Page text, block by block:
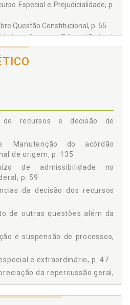
Especial e Prejudicialidade, p.
Questão Constitucional, p. 55
no Supremo Tribunal Federal,
p. 61
da Decisão de Sobrestamento
79
Geral pelo STF, p. 81
do Recurso com Repercussão
Repercussão Geral, p. 85
Extraordinários e Especiais,
Repetitivos no Tribunal de
e Decisão de Afetação, p. 95
dos Recursos Afetados, p. 97
de Processos, p. 99
Questões Além da Afetada, p.
de recursos e decisão de
Manutenção do acórdão
de origem, p. 135
de admissibilidade no
p. 59
da decisão dos recursos
de outras questões além da
e suspensão de processos,
e extraordinário, p. 47
da repercussão geral,
de "amicus curiae"